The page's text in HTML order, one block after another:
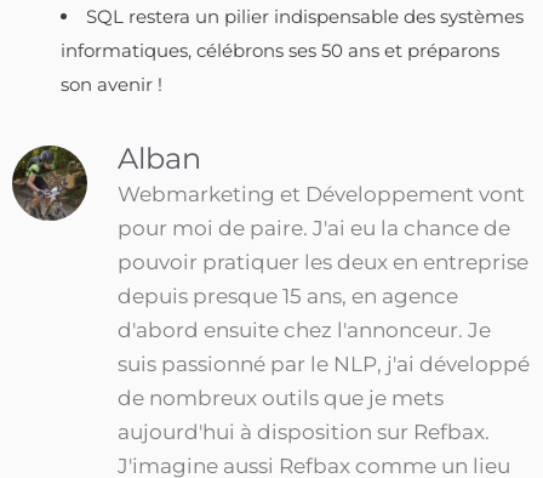
SQL restera un pilier indispensable des systèmes
informatiques, célébrons ses 50 ans et préparons
son avenir !
Alban
Webmarketing et Développement vont
pour moi de paire. J'ai eu la chance de
pouvoir pratiquer les deux en entreprise
depuis presque 15 ans, en agence
d'abord ensuite chez l'annonceur. Je
suis passionné par le NLP, j'ai développé
de nombreux outils que je mets
aujourd'hui à disposition sur Refbax.
J'imagine aussi Refbax comme un lieu